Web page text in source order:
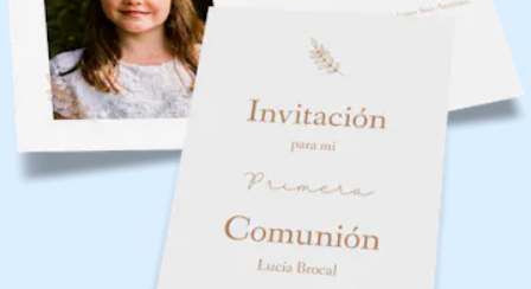
Fundas
Tarjetas
Inspiración
Atención al cliente